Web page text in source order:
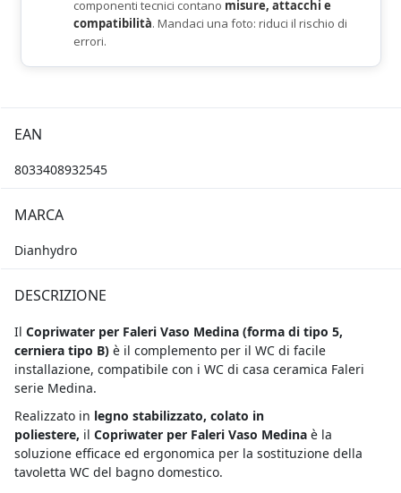
componenti tecnici contano misure, attacchi e
compatibilità. Mandaci una foto: riduci il rischio di
errori.
EAN
8033408932545
MARCA
Dianhydro
DESCRIZIONE
Il Copriwater per Faleri Vaso Medina (forma di tipo 5,
cerniera tipo B) è il complemento per il WC di facile
installazione, compatibile con i WC di casa ceramica Faleri
serie Medina.
Realizzato in legno stabilizzato, colato in
poliestere, il Copriwater per Faleri Vaso Medinaè la
soluzione efficace ed ergonomica per la sostituzione della
tavoletta WC del bagno domestico.